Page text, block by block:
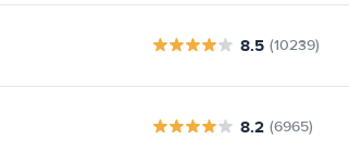
8.5 (10239)
8.2 (6965)